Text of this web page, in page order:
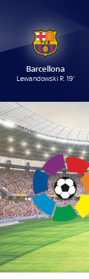
Barcellona
Lewandowski R. 19'